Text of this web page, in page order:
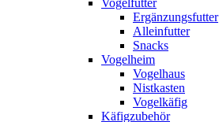
Vogelfutter
Ergänzungsfutter
Alleinfutter
Snacks
Vogelheim
Vogelhaus
Nistkasten
Vogelkäfig
Käfigzubehör